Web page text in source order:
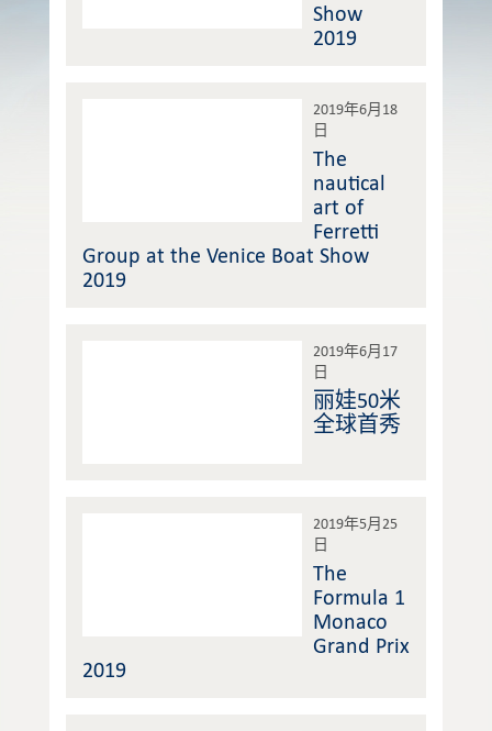
Show
2019
2019年6月18
日
The
nautical
art of
Ferretti
Group at the Venice Boat Show
2019
2019年6月17
日
丽娃50米
全球首秀
2019年5月25
日
The
Formula 1
Monaco
Grand Prix
2019